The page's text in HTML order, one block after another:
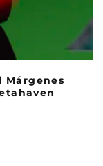
Márgenes